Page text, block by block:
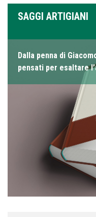
SAGGI ARTIGIANI
Dalla penna di
pensati per esaltare